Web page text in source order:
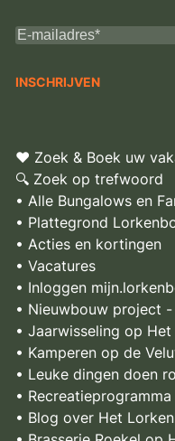
♥ Zoek & Boek uw
🔍 Zoek op trefwoord
• Alle Bungalows en
• Plattegrond
• Acties en kortingen
• Vacatures
• Inloggen
• Nieuwbouw project
• Jaarwisseling op
• Kamperen op de
• Leuke dingen doen
• Recreatieprogramma
• Blog over Het